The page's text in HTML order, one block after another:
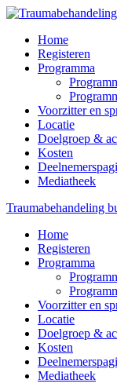
Home
Registeren
Programma
Voorzitter en
Locatie
Doelgroep &
Kosten
Mediatheek
Traumabehandeling
Home
Registeren
Programma
Voorzitter en
Locatie
Doelgroep &
Kosten
Mediatheek